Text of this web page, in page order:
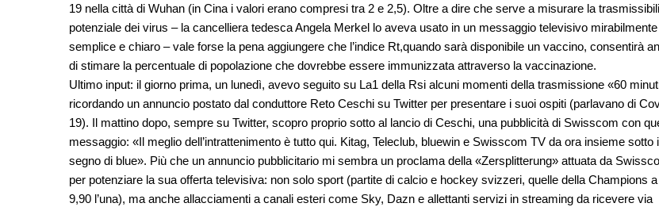
19 nella città di Wuhan (in Cina i valori erano compresi tra 2 e 2,5). Oltre a dire che serve a misurare la
potenziale dei virus – la cancelliera tedesca Angela Merkel lo aveva usato in un messaggio televisivo mirabilmente
semplice e chiaro – vale forse la pena aggiungere che l’indice Rt,quando sarà disponibile un vaccino, consentirà
di stimare la percentuale di popolazione che dovrebbe essere immunizzata attraverso la vaccinazione.
Ultimo input: il giorno prima, un lunedì, avevo seguito su La1 della Rsi alcuni momenti della trasmissione «60
ricordando un annuncio postato dal conduttore Reto Ceschi su Twitter per presentare i suoi ospiti (parlavano di
19). Il mattino dopo, sempre su Twitter, scopro proprio sotto al lancio di Ceschi, una pubblicità di Swisscom con
messaggio: «Il meglio dell’intrattenimento è tutto qui. Kitag, Teleclub, bluewin e Swisscom TV da ora insieme sotto
segno di blue». Più che un annuncio pubblicitario mi sembra un proclama della «Zersplitterung» attuata da
per potenziare la sua offerta televisiva: non solo sport (partite di calcio e hockey svizzeri, quelle della Champions a
9,90 l’una), ma anche allacciamenti a canali esteri come Sky, Dazn e allettanti servizi in streaming da ricevere via